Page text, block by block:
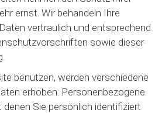
ernst. Wir behandeln Ihre
vertraulich und entsprechend
sowie dieser
benutzen, werden verschiedene
erhoben. Personenbezogene
Sie persönlich identifiziert